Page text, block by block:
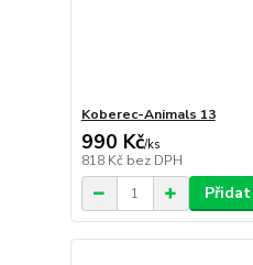
Koberec-Animals 13
990 Kč/ks
818 Kč bez DPH